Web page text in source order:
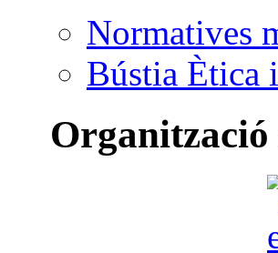
Normatives
Bústia Ètica